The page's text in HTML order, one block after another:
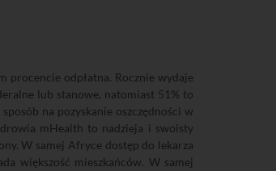
procencie odpłatna. Rocznie wydaje
lub stanowe, natomiast 51% to
na pozyskanie oszczędności w
mHealth to nadzieja i swoisty
W samej Afryce dostęp do lekarza
większość mieszkańców. W samej